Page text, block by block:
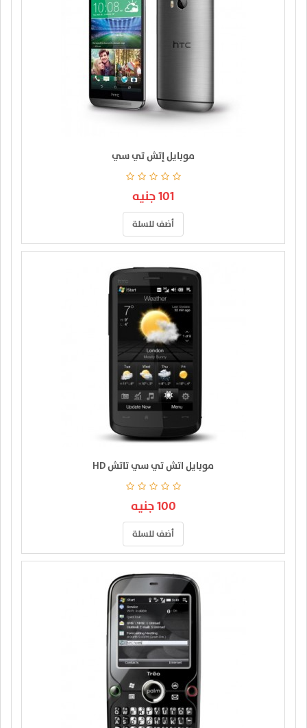
موبايل إتش تي سي
101 جنيه
أضف للسلة
موبايل اتش تي سي تاتش HD
100 جنيه
أضف للسلة